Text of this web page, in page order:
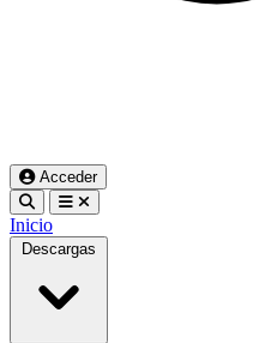
Acceder
Inicio
Descargas